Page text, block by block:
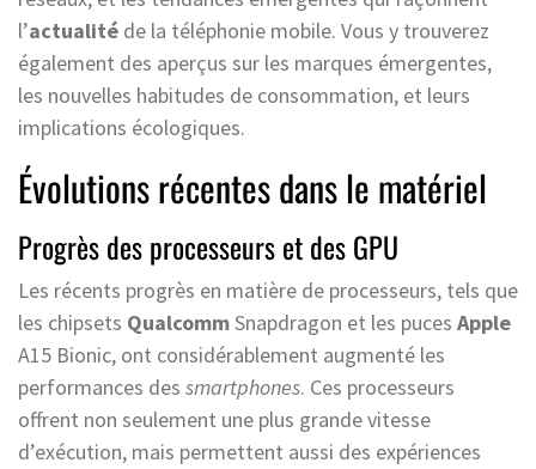
l’actualité de la téléphonie mobile. Vous y trouverez
également des aperçus sur les marques émergentes,
les nouvelles habitudes de consommation, et leurs
implications écologiques.
Évolutions récentes dans le matériel
Progrès des processeurs et des GPU
Les récents progrès en matière de processeurs, tels que
les chipsets QualcommSnapdragon et les puces Apple
A15 Bionic, ont considérablement augmenté les
performances des smartphones. Ces processeurs
offrent non seulement une plus grande vitesse
d’exécution, mais permettent aussi des expériences